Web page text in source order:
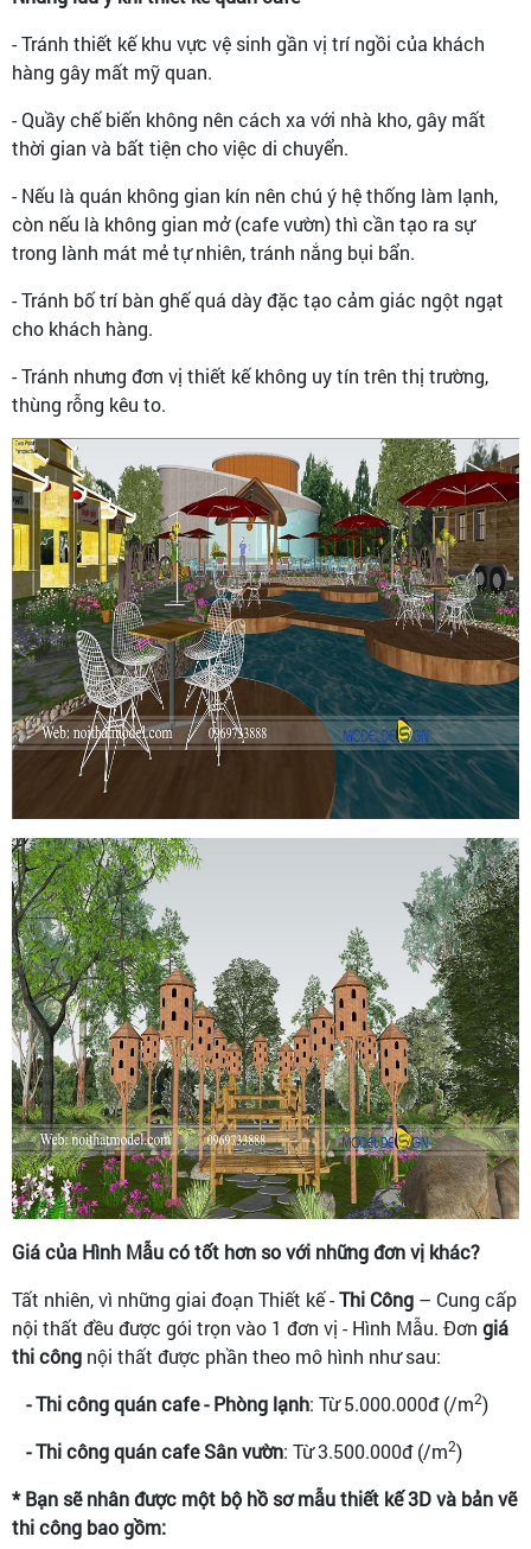
- Tránh thiết kế khu vực vệ sinh gần vị trí ngồi của khách
hàng gây mất mỹ quan.
- Quầy chế biến không nên cách xa với nhà kho, gây mất
thời gian và bất tiện cho việc di chuyển.
- Nếu là quán không gian kín nên chú ý hệ thống làm lạnh,
còn nếu là không gian mở (cafe vườn) thì cần tạo ra sự
trong lành mát mẻ tự nhiên, tránh nắng bụi bẩn.
- Tránh bố trí bàn ghế quá dày đặc tạo cảm giác ngột ngạt
cho khách hàng.
- Tránh nhưng đơn vị thiết kế không uy tín trên thị trường,
thùng rỗng kêu to.
Giá của Hình Mẫu có tốt hơn so với những đơn vị khác?
Tất nhiên, vì những giai đoạn Thiết kế -Thi Công – Cung cấp
nội thất đều được gói trọn vào 1 đơn vị - Hình Mẫu. Đơn giá
thi công nội thất được phần theo mô hình như sau:
- Thi công quán cafe - Phòng lạnh: Từ 5.000.000đ (/m2)
- Thi công quán cafe Sân vườn: Từ 3.500.000đ (/m2)
* Bạn sẽ nhân được một bộ hồ sơ mẫu thiết kế 3D và bản vẽ
thi công bao gồm: